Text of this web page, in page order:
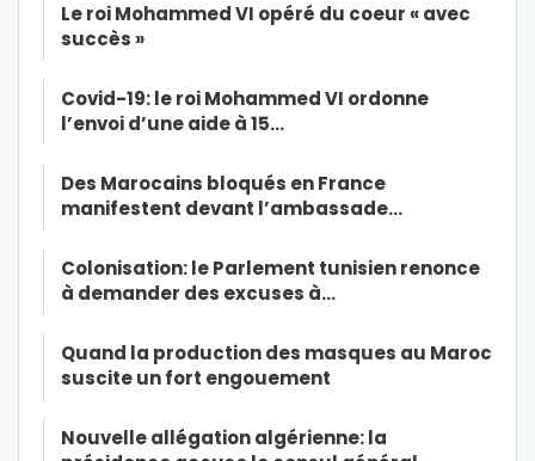
Le roi Mohammed VI opéré du coeur « avec
succès »
Covid-19: le roi Mohammed VI ordonne
l’envoi d’une aide à 15…
Des Marocains bloqués en France
manifestent devant l’ambassade…
Colonisation: le Parlement tunisien renonce
à demander des excuses à…
Quand la production des masques au Maroc
suscite un fort engouement
Nouvelle allégation algérienne: la